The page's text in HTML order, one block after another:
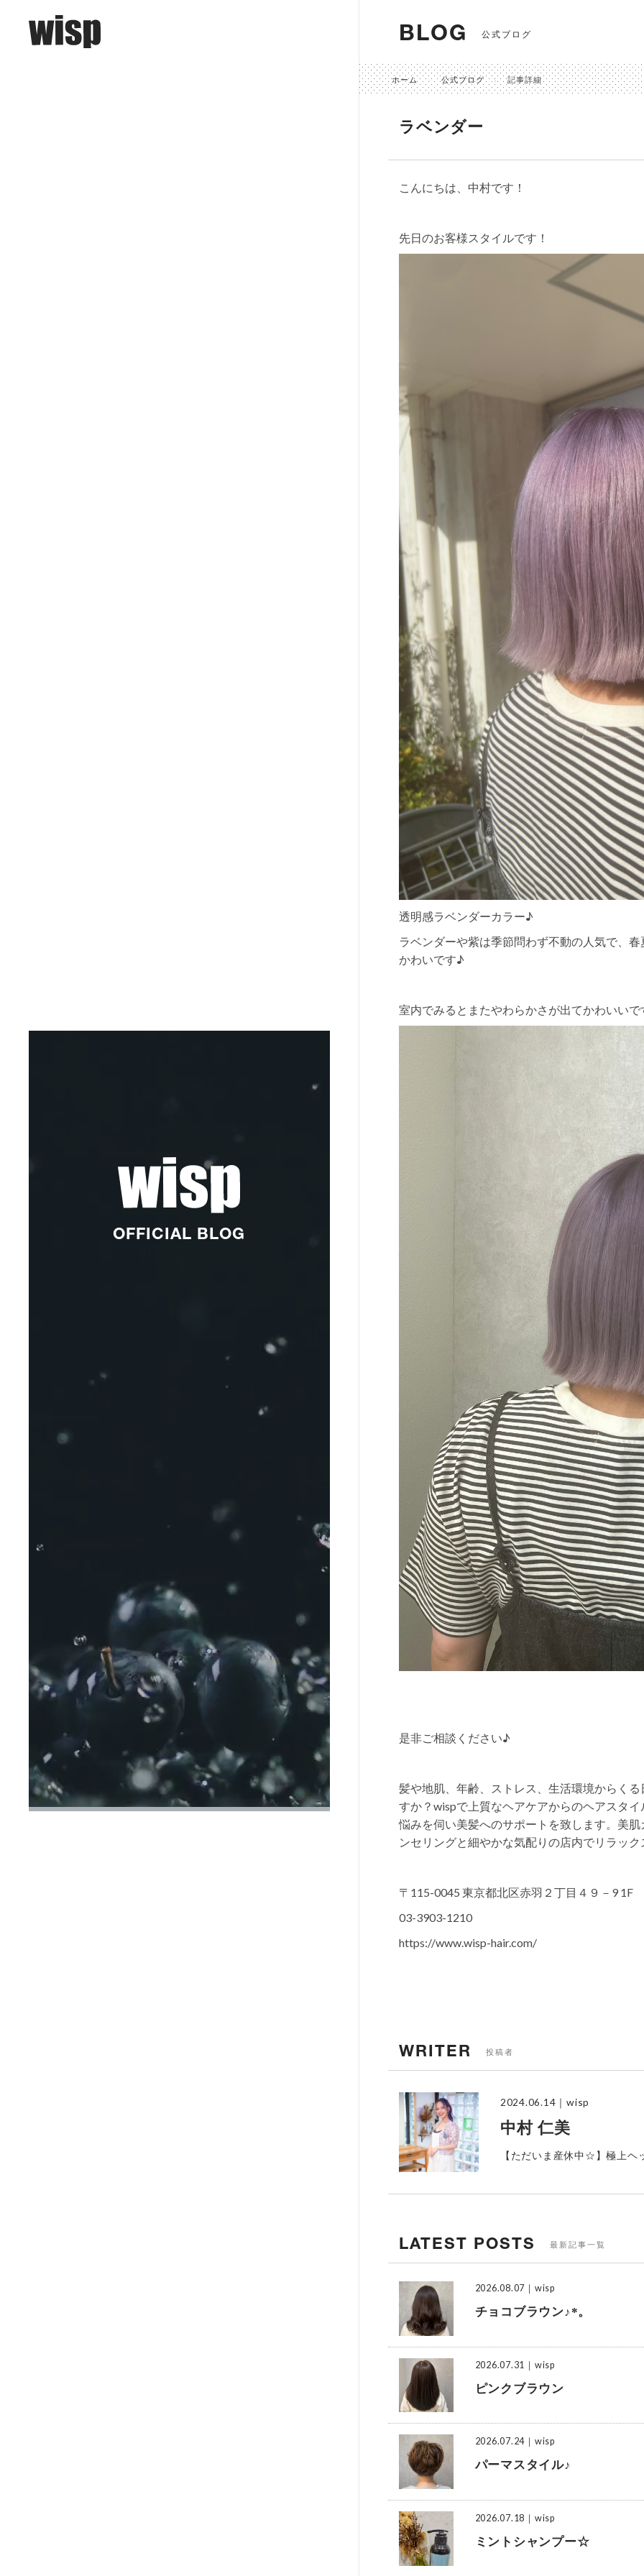
OFFICIAL BLOG
BLOG 公式ブログ
ホーム 公式ブログ 記事詳細
ラベンダー
こんにちは、中村です！
先日のお客様スタイルです！
透明感ラベンダーカラー♪
ラベンダーや紫は季節問わず不動の人気で、
かわいです♪
室内でみるとまたやわらかさが出てかわいい
是非ご相談ください♪
髪や地肌、年齢、ストレス、生活環境からく
すか？wispで上質なヘアケアからのヘアスタ
悩みを伺い美髪へのサポートを致します。美
ンセリングと細やかな気配りの店内でリラッ
〒115-0045 東京都北区赤羽２丁目４９－9 1F
03-3903-1210
https://www.wisp-hair.com/
WRITER 投稿者
2024.06.14 ｜wisp
中村 仁美
【ただいま産休中☆】極上
LATEST POSTS 最新記事一覧
2026.08.07 ｜wisp
チョコブラウン♪*。
2026.07.31 ｜wisp
ピンクブラウン
2026.07.24 ｜wisp
パーマスタイル♪
2026.07.18 ｜wisp
ミントシャンプー☆